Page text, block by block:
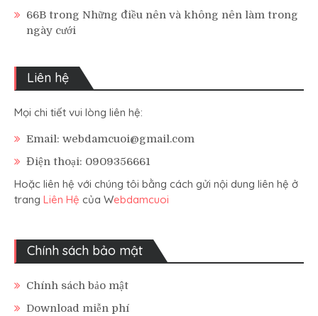
66B trong Những điều nên và không nên làm trong
ngày cưới
Liên hệ
Mọi chi tiết vui lòng liên hệ:
Email: webdamcuoi@gmail.com
Điện thoại: 0909356661
Hoặc liên hệ với chúng tôi bằng cách gửi nội dung liên hệ ở
trang Liên Hệ của Webdamcuoi
Chính sách bảo mật
Chính sách bảo mật
Download miễn phí